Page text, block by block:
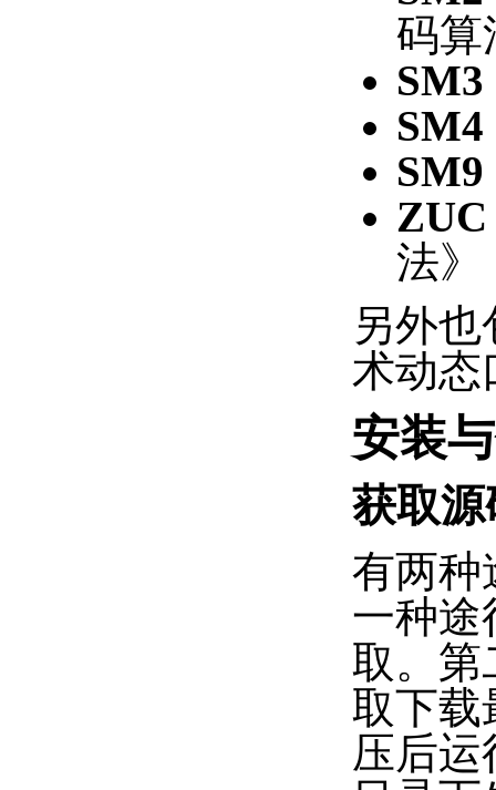
码算
SM3
SM4
SM9
ZUC
法》
另外
术动态
安装
获取源
有两种
一种途
取。第
取下载
压后运